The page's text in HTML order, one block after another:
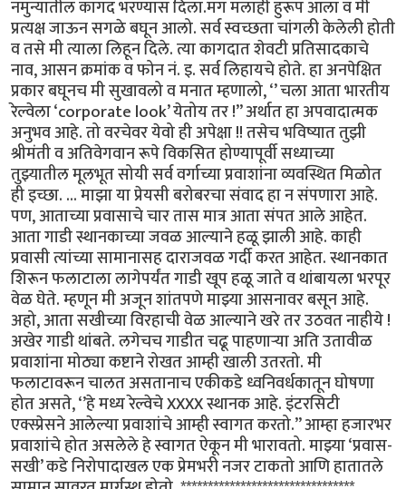
नमुन्यातील कागद भरण्यास दिला.मग मलाही हुरूप आला व मी
प्रत्यक्ष जाऊन सगळे बघून आलो. सर्व स्वच्छता चांगली केलेली होती
व तसे मी त्याला लिहून दिले. त्या कागदात शेवटी प्रतिसादकाचे
नाव, आसन क्रमांक व फोन नं. इ. सर्व लिहायचे होते. हा अनपेक्षित
प्रकार बघूनच मी सुखावलो व मनात म्हणालो, ‘’ चला आता भारतीय
रेल्वेला ‘corporate look’ येतोय तर !” अर्थात हा अपवादात्मक
अनुभव आहे. तो वरचेवर येवो ही अपेक्षा !! तसेच भविष्यात तुझी
श्रीमंती व अतिवेगवान रूपे विकसित होण्यापूर्वी सध्याच्या
तुझ्यातील मूलभूत सोयी सर्व वर्गाच्या प्रवाशांना व्यवस्थित मिळोत
ही इच्छा. ... माझा या प्रेयसी बरोबरचा संवाद हा न संपणारा आहे.
पण, आताच्या प्रवासाचे चार तास मात्र आता संपत आले आहेत.
आता गाडी स्थानकाच्या जवळ आल्याने हळू झाली आहे. काही
प्रवासी त्यांच्या सामानासह दाराजवळ गर्दी करत आहेत. स्थानकात
शिरून फलाटाला लागेपर्यंत गाडी खूप हळू जाते व थांबायला भरपूर
वेळ घेते. म्हणून मी अजून शांतपणे माझ्या आसनावर बसून आहे.
अहो, आता सखीच्या विरहाची वेळ आल्याने खरे तर उठवत नाहीये !
अखेर गाडी थांबते. लगेचच गाडीत चढू पाहणाऱ्या अति उतावीळ
प्रवाशांना मोठ्या कष्टाने रोखत आम्ही खाली उतरतो. मी
फलाटावरून चालत असतानाच एकीकडे ध्वनिवर्धकातून घोषणा
होत असते, ‘’हे मध्य रेल्वेचे XXXX स्थानक आहे. इंटरसिटी
एक्स्प्रेसने आलेल्या प्रवाशांचे आम्ही स्वागत करतो.’’ आम्हा हजारभर
प्रवाशांचे होत असलेले हे स्वागत ऐकून मी भारावतो. माझ्या ‘प्रवास-
सखी’ कडे निरोपादाखल एक प्रेमभरी नजर टाकतो आणि हातातले